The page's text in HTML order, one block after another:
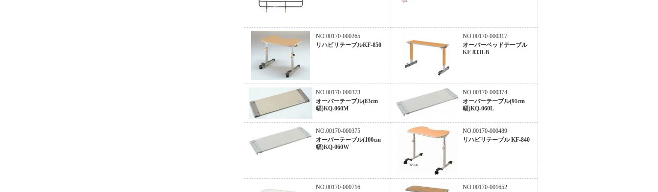
NO.00170-000265
リハビリテーブルKF-850
NO.00170-000317
オーバーベッドテーブル
KF-833LB
NO.00170-000373
オーバーテーブル(83cm
幅)KQ-060M
NO.00170-000374
オーバーテーブル(91cm
幅)KQ-060L
NO.00170-000375
オーバーテーブル(100cm
幅)KQ-060W
NO.00170-000489
リハビリテーブル KF-840
NO.00170-000716
NO.00170-001652